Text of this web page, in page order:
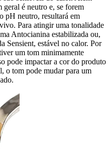
é neutro e, se forem
pH neutro, resultará em
Para atingir uma tonalidade
Antocianina estabilizada ou,
Sensient, estável no calor. Por
um tom minimamente
pode impactar a cor do produto
o tom pode mudar para um